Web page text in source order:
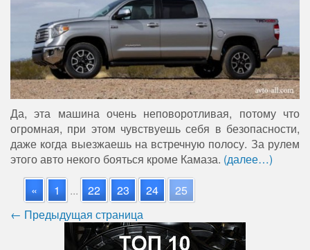
Да, эта машина очень неповоротливая, потому что
огромная, при этом чувствуешь себя в безопасности,
даже когда выезжаешь на встречную полосу. За рулем
этого авто некого бояться кроме Камаза. (далее…)
«
1 ... 22 23 24
25
← Предыдущая страница